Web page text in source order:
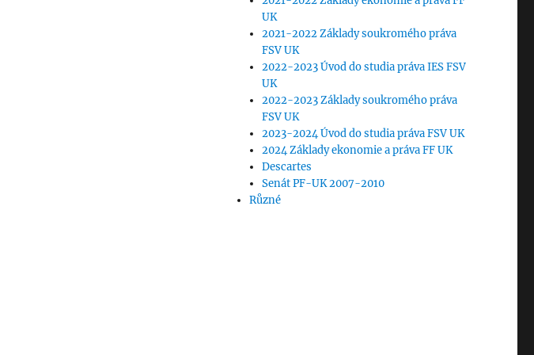
UK
2021-2022 Základy soukromého práva
FSV UK
2022-2023 Úvod do studia práva IES FSV
UK
2022-2023 Základy soukromého práva
FSV UK
2023-2024 Úvod do studia práva FSV UK
2024 Základy ekonomie a práva FF UK
Descartes
Senát PF-UK 2007-2010
Různé